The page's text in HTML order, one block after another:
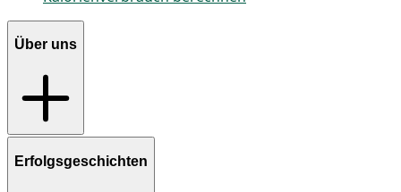
Über uns
Erfolgsgeschichten